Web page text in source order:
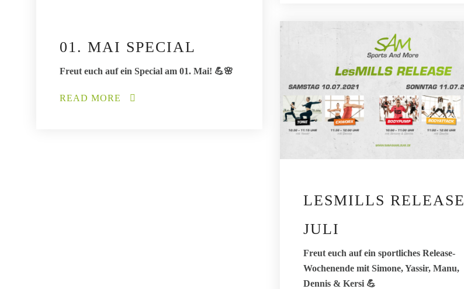
01. MAI SPECIAL
Freut euch auf ein Special am 01. Mai! 💪🌸
READ MORE
LESMILLS RELEASE
JULI
Freut euch auf ein sportliches Release-
Wochenende mit Simone, Yassir, Manu,
Dennis & Kersi 💪